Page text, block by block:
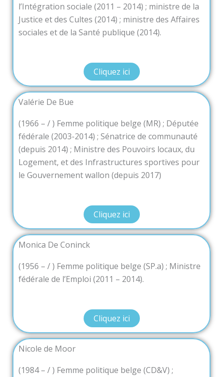
l’Intégration sociale (2011 – 2014) ; ministre de la
Justice et des Cultes (2014) ; ministre des Affaires
sociales et de la Santé publique (2014).
Cliquez ici
Valérie De Bue
(1966 – / ) Femme politique belge (MR) ; Députée
fédérale (2003-2014) ; Sénatrice de communauté
(depuis 2014) ; Ministre des Pouvoirs locaux, du
Logement, et des Infrastructures sportives pour
le Gouvernement wallon (depuis 2017)
Cliquez ici
Monica De Coninck
(1956 – / ) Femme politique belge (SP.a) ; Ministre
fédérale de l’Emploi (2011 – 2014).
Cliquez ici
Nicole de Moor
(1984 – / ) Femme politique belge (CD&V) ;